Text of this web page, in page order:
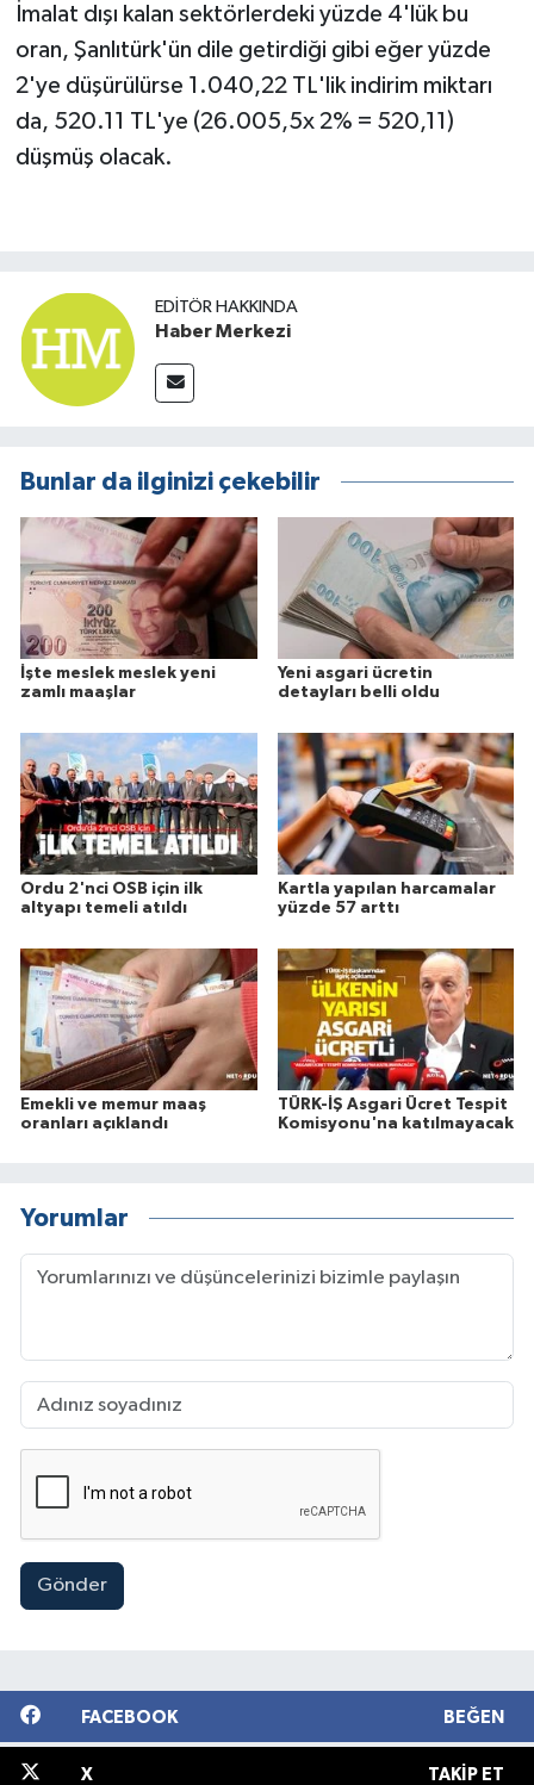
İmalat dışı kalan sektörlerdeki yüzde 4'lük bu
oran, Şanlıtürk'ün dile getirdiği gibi eğer yüzde
2'ye düşürülürse 1.040,22 TL'lik indirim miktarı
da, 520.11 TL'ye (26.005,5x 2% = 520,11)
düşmüş olacak.
EDITÖR HAKKINDA
Haber Merkezi
Bunlar da ilginizi çekebilir
İşte meslek meslek yeni
zamlı maaşlar
Yeni asgari ücretin
detayları belli oldu
Ordu 2'nci OSB için ilk
altyapı temeli atıldı
Kartla yapılan harcamalar
yüzde 57 arttı
Emekli ve memur maaş
oranları açıklandı
TÜRK-İŞ Asgari Ücret Tespit
Komisyonu'na katılmayacak
Yorumlar
Gönder
FACEBOOK BEĞEN
X TAKIP ET